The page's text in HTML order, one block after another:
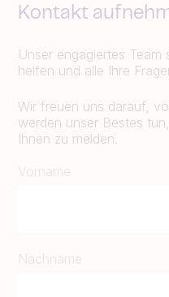
Kontakt
Unser engagiertes
helfen und alle Ihre
Wir freuen uns darauf,
werden unser Bestes
Ihnen zu melden.
Vorname
Nachname